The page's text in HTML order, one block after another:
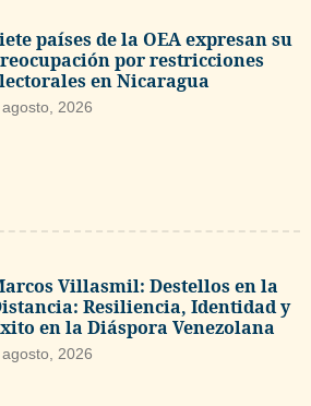
países de la OEA expresan su
por restricciones
en Nicaragua
agosto, 2026
Villasmil: Destellos en la
Resiliencia, Identidad y
en la Diáspora Venezolana
agosto, 2026